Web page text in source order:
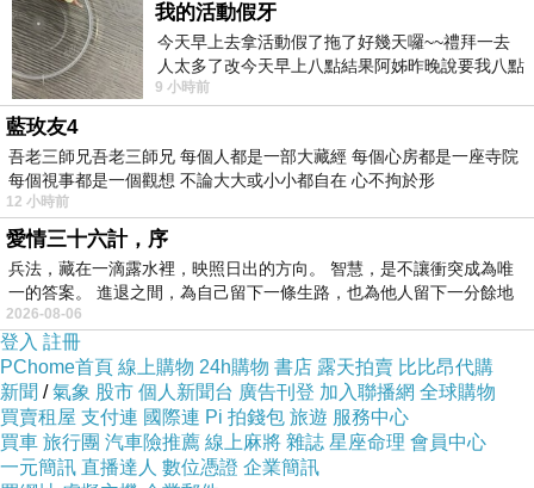
真的很可怕！
地下家蚊不必吸血也能產卵，主要活動
範圍又在室內
臉盆裝肥皂水這方法無效。
使用精油（檸檬香茅、薰衣草等等精油來防蚊也
我的活動假牙
今天早上去拿活動假了拖了好幾天囉~~禮拜一去
人太多了改今天早上八點結果阿姊昨晚說要我八點
去西螺農會~回到莿桐都8點半多了
9 小時前
藍玫友4
吾老三師兄吾老三師兄 每個人都是一部大藏經 每個心房都是一座寺院
每個視事都是一個觀想 不論大大或小小都自在 心不拘於形
12 小時前
愛情三十六計，序
兵法，藏在一滴露水裡，映照日出的方向。 智慧，是不讓衝突成為唯
一的答案。 進退之間，為自己留下一條生路，也為他人留下一分餘地
2026-08-06
登入 註冊
PChome首頁 線上購物 24h購物 書店 露天拍賣 比比昂代購
新聞 /氣象 股市 個人新聞台 廣告刊登 加入聯播網 全球購物
買賣租屋 支付連 國際連 Pi 拍錢包 旅遊 服務中心
買車 旅行團 汽車險推薦 線上麻將 雜誌 星座命理 會員中心
一元簡訊 直播達人 數位憑證 企業簡訊